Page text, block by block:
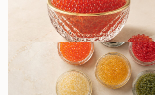
SARKANIE IKRI
CITI IKRU VEIDI /
IKRU IMITĀCIJA